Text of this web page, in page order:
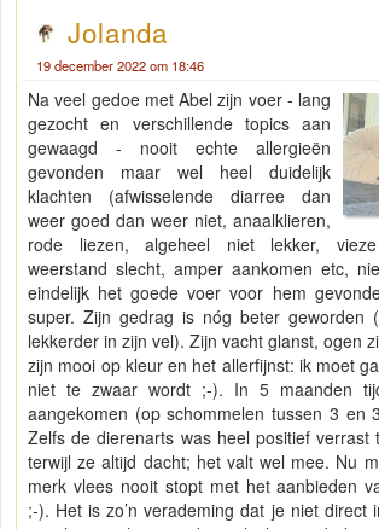
Jolanda
19 december 2022 om 18:46
Na veel gedoe met Abel zijn voer - lang
gezocht en verschillende topics aan
gewaagd - nooit echte allergieën
gevonden maar wel heel duidelijk
klachten (afwisselende diarree dan
weer goed dan weer niet, anaalklieren,
rode liezen, algeheel niet lekker,
weerstand slecht, amper aankomen etc,
eindelijk het goede voer voor hem
super. Zijn gedrag is nóg beter geworden
lekkerder in zijn vel). Zijn vacht glanst, ogen
zijn mooi op kleur en het allerfijnst: ik moet
niet te zwaar wordt ;-). In 5 maanden
aangekomen (op schommelen tussen 3 en
Zelfs de dierenarts was heel positief verrast
terwijl ze altijd dacht; het valt wel mee. Nu
merk vlees nooit stopt met het aanbieden
;-). Het is zo’n verademing dat je niet direct